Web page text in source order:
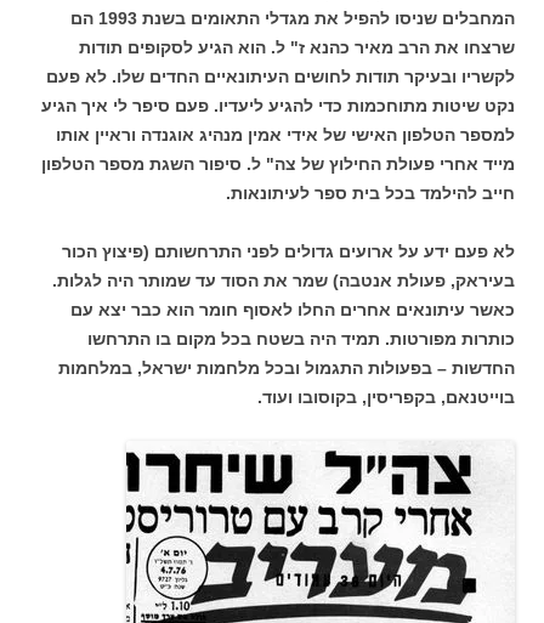
המחבלים שניסו להפיל את מגדלי התאומים בשנת 1993 הם
שרצחו את הרב מאיר כהנא ז" ל. הוא הגיע לסקופים תודות
לקשריו ובעיקר תודות לחושים העיתונאיים החדים שלו. לא פעם
נקט שיטות מתוחכמות כדי להגיע ליעדיו. פעם סיפר לי איך הגיע
למספר הטלפון האישי של אידי אמין מנהיג אוגנדה וראיין אותו
מייד אחרי פעולת החילוץ של צה" ל. סיפור השגת מספר הטלפון
חייב להילמד בכל בית ספר לעיתונאות.
לא פעם ידע על ארועים גדולים לפני התרחשותם (פיצוץ הכור
בעיראק, פעולת אנטבה) שמר את הסוד עד שמותר היה לגלות.
כאשר עיתונאים אחרים החלו לאסוף חומר הוא כבר יצא עם
כותרות מפורטות. תמיד היה בשטח בכל מקום בו התרחשו
החדשות – בפעולות התגמול ובכל מלחמות ישראל, במלחמות
בוייטנאם, בקפריסין, בקוסובו ועוד.